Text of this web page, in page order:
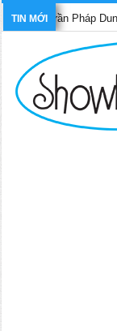
TIN MỚI
Pháp Dung tái ngộ